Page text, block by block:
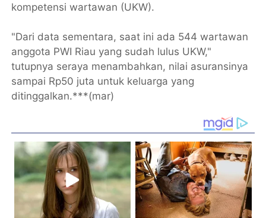
kompetensi wartawan (UKW).
"Dari data sementara, saat ini ada 544 wartawan
anggota PWI Riau yang sudah lulus UKW,"
tutupnya seraya menambahkan, nilai asuransinya
sampai Rp50 juta untuk keluarga yang
ditinggalkan.***(mar)